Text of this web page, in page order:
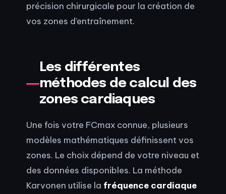
précision chirurgicale pour la création de
vos zones d’entraînement.
Les différentes
méthodes de calcul des
zones cardiaques
Une fois votre FCmax connue, plusieurs
modèles mathématiques définissent vos
zones. Le choix dépend de votre niveau et
des données disponibles. La méthode
Karvonen utilise la fréquence cardiaque